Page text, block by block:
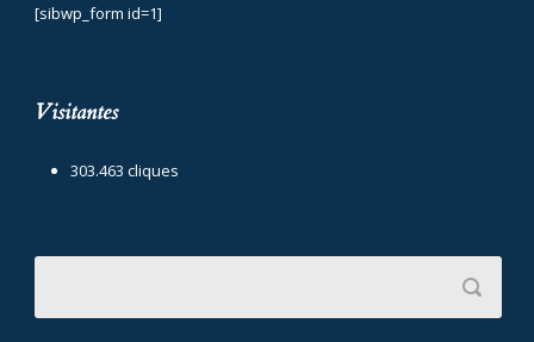
[sibwp_form id=1]
Visitantes
303.463 cliques